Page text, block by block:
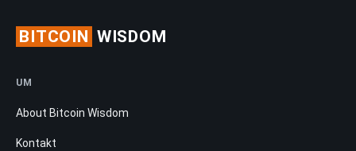
BITCOIN WISDOM
UM
About Bitcoin Wisdom
Kontakt